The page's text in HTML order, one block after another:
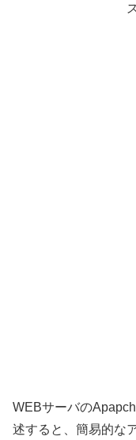
WEBサーバの
述すると、簡易的な